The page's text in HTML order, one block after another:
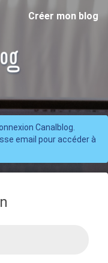
Créer mon blog
Canalblog.
email pour accéder à